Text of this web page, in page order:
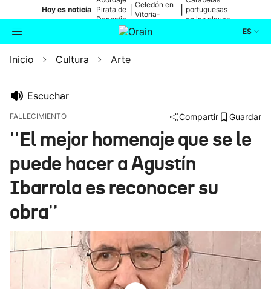
Hoy es noticia Pirata de
Donostia
Celedón en
Vitoria-
portuguesas
en las playas
ES
Buscador Actualidad
Ikusmiran
Eguraldia
Inicio Cultura Arte
Escuchar
FALLECIMIENTO Compartir Guardar
''El mejor homenaje que se le
puede hacer a Agustín
Ibarrola es reconocer su
obra''